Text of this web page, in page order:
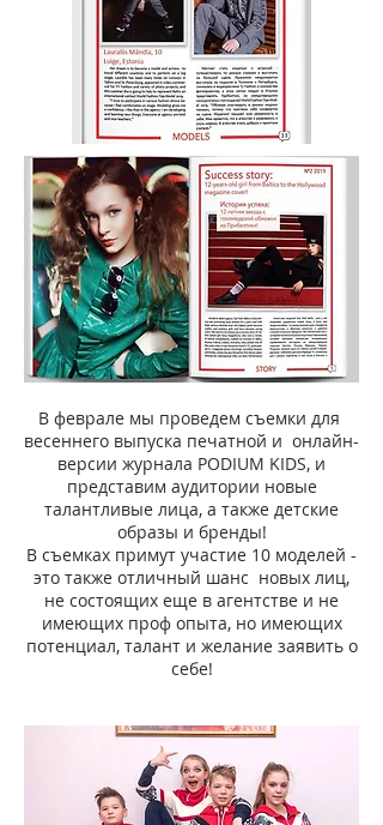
В феврале мы проведем съемки для
весеннего выпуска печатной и онлайн-
версии журнала PODIUM KIDS, и
представим аудитории новые
талантливые лица, а также детские
образы и бренды!
В съемках примут участие 10 моделей -
это также отличный шанс новых лиц,
не состоящих еще в агентстве и не
имеющих проф опыта, но имеющих
потенциал, талант и желание заявить о
себе!